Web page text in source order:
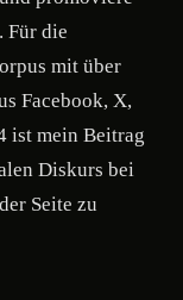
Für die
mit über
Facebook, X,
ist mein Beitrag
Diskurs bei
Seite zu